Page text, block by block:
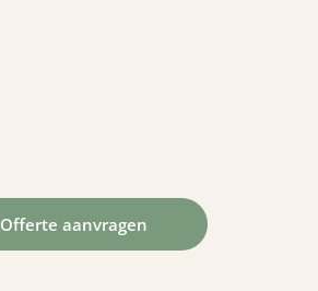
Offerte aanvragen